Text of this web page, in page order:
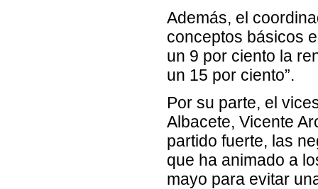
Además, el
conceptos básicos
un 9 por ciento la
un 15 por ciento”.
Por su parte, el
Albacete, Vicente
partido fuerte, las
que ha animado a
mayo para evitar